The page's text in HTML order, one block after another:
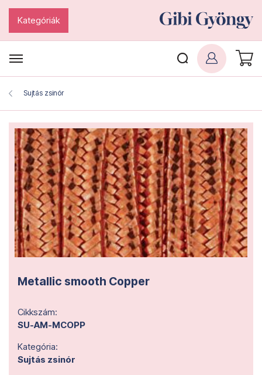
Kategóriák
Sujtás zsinór
Metallic smooth Copper
Cikkszám:
SU-AM-MCOPP
Kategória:
Sujtás zsinór